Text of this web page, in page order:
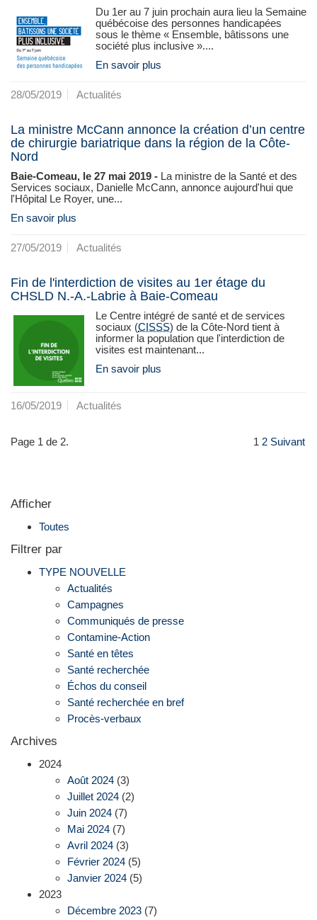
Du 1er au 7 juin prochain aura lieu la Semaine
québécoise des personnes handicapées
sous le thème « Ensemble, bâtissons une
société plus inclusive »....
En savoir plus
28/05/2019 Actualités
La ministre McCann annonce la création d’un centre
de chirurgie bariatrique dans la région de la Côte-
Nord
Baie-Comeau, le 27 mai 2019 - La ministre de la Santé et des
Services sociaux, Danielle McCann, annonce aujourd'hui que
l'Hôpital Le Royer, une...
En savoir plus
27/05/2019 Actualités
Fin de l'interdiction de visites au 1er étage du
CHSLD N.-A.-Labrie à Baie-Comeau
Le Centre intégré de santé et de services
sociaux (CISSS) de la Côte‑Nord tient à
informer la population que l'interdiction de
visites est maintenant...
En savoir plus
16/05/2019 Actualités
Page 1 de 2. 1 2 Suivant
Afficher
Toutes
Filtrer par
TYPE NOUVELLE
Actualités
Campagnes
Communiqués de presse
Contamine-Action
Santé en têtes
Santé recherchée
Échos du conseil
Santé recherchée en bref
Procès-verbaux
Archives
2024
Août 2024 (3)
Juillet 2024 (2)
Juin 2024 (7)
Mai 2024 (7)
Avril 2024 (3)
Février 2024 (5)
Janvier 2024 (5)
2023
Décembre 2023 (7)